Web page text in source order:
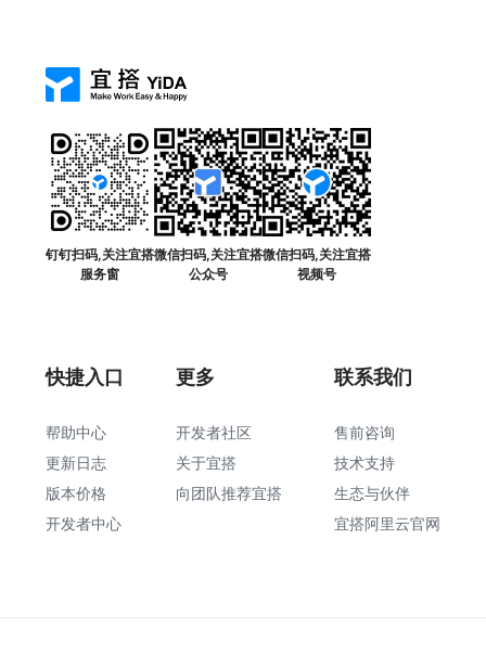
钉钉扫码,关注宜搭
服务窗
微信扫码,关注宜搭
公众号
微信扫码,关注宜搭
视频号
快捷入口
帮助中心
更新日志
版本价格
开发者中心
更多
开发者社区
关于宜搭
向团队推荐宜搭
联系我们
售前咨询
技术支持
生态与伙伴
宜搭阿里云官网